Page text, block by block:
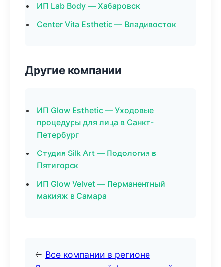
ИП Lab Body — Хабаровск
Center Vita Esthetic — Владивосток
Другие компании
ИП Glow Esthetic — Уходовые
процедуры для лица в Санкт-
Петербург
Студия Silk Art — Подология в
Пятигорск
ИП Glow Velvet — Перманентный
макияж в Самара
← Все компании в регионе